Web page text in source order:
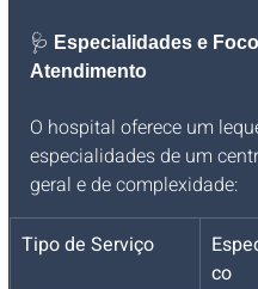
🩺 Especialidades e
Atendimento
O hospital oferece um
especialidades de um
geral e de complexidade:
Tipo de Serviço
co